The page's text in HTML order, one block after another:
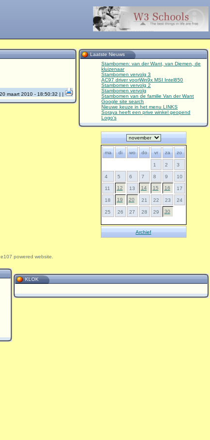
maart 2010 - 18:50:32 | |
Laatste Nieuws
Stambomen: van der Want, van Diemen, de
kluizenaar
Stambomen vervolg 3
AC97 driver voorWin9x MSI Intel850
Stambomen vervolg 2
Stambomen vervolg
Stambomen van de familie Van der Want
Google site search
Nieuwe keuze in het menu LINKS
Soraya heeft een prive winkel geopend
Logo's
ma di wo do vr za zo
1 2 3
4 5 6 7 8 9 10
11 12 13 14 15 16 17
18 19 20 21 22 23 24
25 26 27 28 29 30
Archief
powered website.
KLOK